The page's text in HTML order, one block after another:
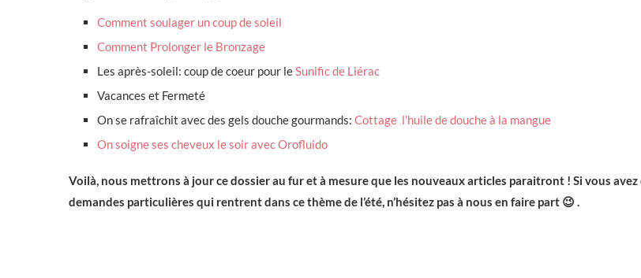
Comment soulager un coup de soleil
Comment Prolonger le Bronzage
Les après-soleil: coup de coeur pour leSunific de Liérac
Vacances et Fermeté
On se rafraîchit avec des gels douche gourmands: Cottage l’huile de douche à la mangue
On soigne ses cheveux le soir avec Orofluido
Voilà, nous mettrons à jour ce dossier au fur et à mesure que les nouveaux articles paraitront ! Si vous avez
demandes particulières qui rentrent dans ce thème de l’été, n’hésitez pas à nous en faire part 😉 .